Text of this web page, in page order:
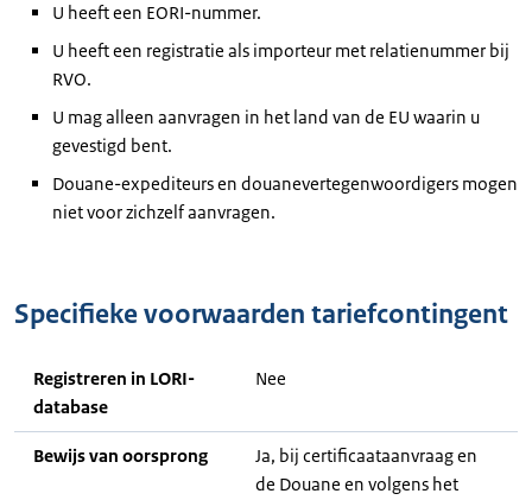
U heeft een EORI-nummer.
U heeft een registratie als importeur met relatienummer bij
RVO.
U mag alleen aanvragen in het land van de EU waarin u
gevestigd bent.
Douane-expediteurs en douanevertegenwoordigers mogen
niet voor zichzelf aanvragen.
Specifieke voorwaarden tariefcontingent
Registreren in LORI-
database
Nee
Bewijs van oorsprong
Ja, bij certificaataanvraag en
de Douane en volgens het